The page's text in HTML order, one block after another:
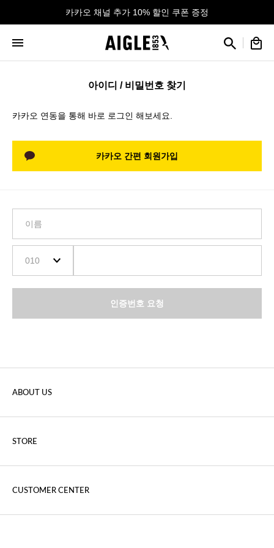
카카오 채널 추가 10% 할인 쿠폰 증정
아이디 / 비밀번호 찾기
카카오 연동을 통해 바로 로그인 해보세요.
카카오 간편 회원가입
인증번호 요청
ABOUT US
STORE
CUSTOMER CENTER